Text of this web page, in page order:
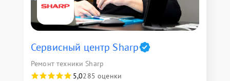
Сервисный центр Sharp
Ремонт техники Sharp
5,0285 оценки